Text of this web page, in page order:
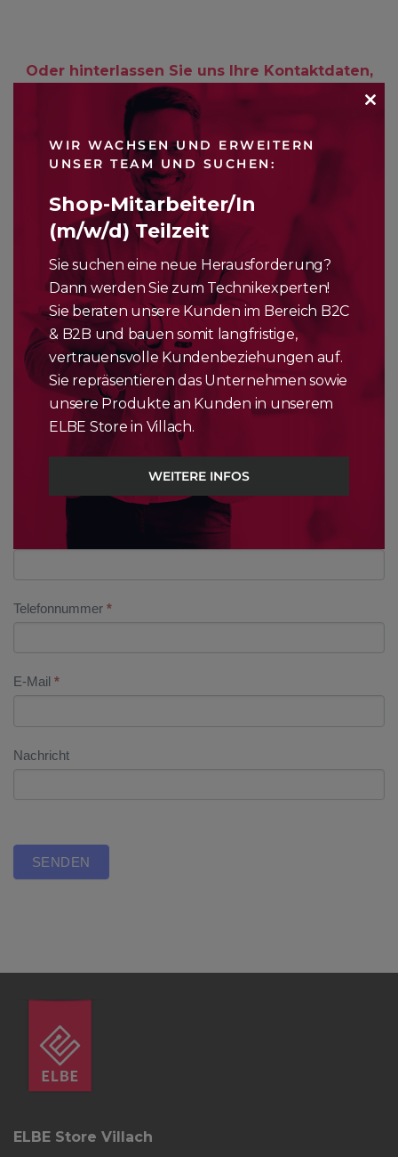
Oder hinterlassen Sie uns Ihre Kontaktdaten,
wir melden uns spätestens am nächsten
Werktag.
ANFRAGE-
KASSENSYSTEME
Firmenname (optional)
Vorname
Nachname*
Adresse (optional)
Ort (optional)
Telefonnummer *
E-Mail *
Nachricht
SENDEN
ELBE Store Villach
WIR WACHSEN UND ERWEITERN
UNSER TEAM UND SUCHEN:
Shop-Mitarbeiter/In
(m/w/d) Teilzeit
Sie suchen eine neue Herausforderung?
Dann werden Sie zum Technikexperten!
Sie beraten unsere Kunden im Bereich B2C
& B2B und bauen somit langfristige,
vertrauensvolle Kundenbeziehungen auf.
Sie repräsentieren das Unternehmen sowie
unsere Produkte an Kunden in unserem
ELBE Store in Villach.
WEITERE INFOS